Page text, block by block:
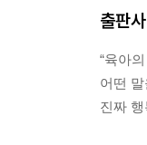
“엄마
자녀를
감사를
“굶주
을 읽
호입니
--- p.97
출판
“육아
어떤
진짜